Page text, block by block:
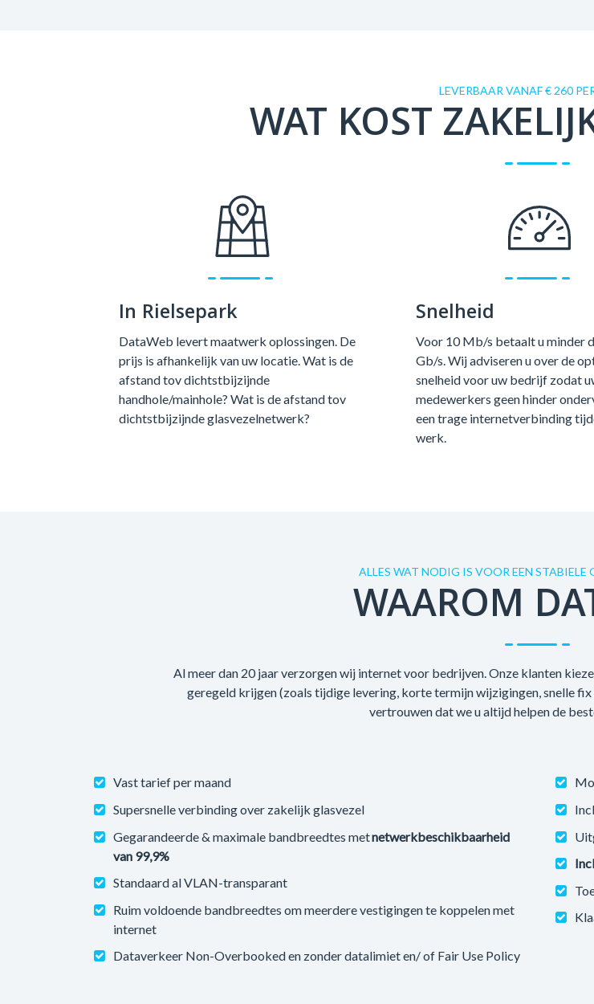
LEVERBAAR VANAF € 260
WAT KOST
In Rielsepark
DataWeb levert maatwerk oplossingen. De
prijs is afhankelijk van uw locatie. Wat is de
afstand tov dichtstbijzijnde
handhole/mainhole? Wat is de afstand tov
dichtstbijzijnde glasvezelnetwerk?
Snelheid
Voor 10 Mb/s betaalt u minder
Gb/s. Wij adviseren u over de
snelheid voor uw bedrijf zodat
medewerkers geen hinder
een trage internetverbinding
werk.
ALLES WAT NODIG IS VOOR EEN STABIELE
WAAROM
Al meer dan 20 jaar verzorgen wij internet voor bedrijven. Onze klanten
geregeld krijgen (zoals tijdige levering, korte termijn wijzigingen, snelle
vertrouwen dat we u altijd helpen de
Vast tarief per maand
Supersnelle verbinding over zakelijk glasvezel
Gegarandeerde & maximale bandbreedtes metnetwerkbeschikbaarheid
van 99,9%
Standaard al VLAN-transparant
Ruim voldoende bandbreedtes om meerdere vestigingen te koppelen met
internet
Dataverkeer Non-Overbooked en zonder datalimiet en/ of Fair Use Policy